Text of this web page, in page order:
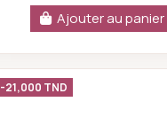
Ajouter au panier
Coffret
-21,000 TND